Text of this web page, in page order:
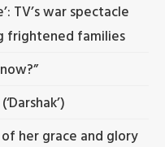
TV’s war spectacle
frightened families
her grace and glory